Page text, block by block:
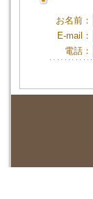
お名前：
E-mail：
電話：